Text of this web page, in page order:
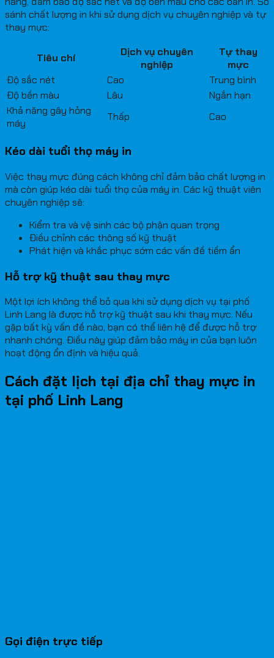
sánh chất lượng in khi sử dụng dịch vụ chuyên nghiệp và tự
thay mực:
Tiêu chí
Dịch vụ chuyên
nghiệp
Tự thay
mực
Độ sắc nét
Cao
Trung bình
Độ bền màu
Lâu
Ngắn hạn
Khả năng gây hỏng
máy
Thấp Cao
Kéo dài tuổi thọ máy in
Việc thay mực đúng cách không chỉ đảm bảo chất lượng in
mà còn giúp kéo dài tuổi thọ của máy in. Các kỹ thuật viên
chuyên nghiệp sẽ:
Kiểm tra và vệ sinh các bộ phận quan trọng
Điều chỉnh các thông số kỹ thuật
Phát hiện và khắc phục sớm các vấn đề tiềm ẩn
Hỗ trợ kỹ thuật sau thay mực
Một lợi ích không thể bỏ qua khi sử dụng dịch vụ tại phố
Linh Lang là được hỗ trợ kỹ thuật sau khi thay mực. Nếu
gặp bất kỳ vấn đề nào, bạn có thể liên hệ để được hỗ trợ
nhanh chóng. Điều này giúp đảm bảo máy in của bạn luôn
hoạt động ổn định và hiệu quả.
Cách đặt lịch tại địa chỉ thay mực in
tại phố Linh Lang
Gọi điện trực tiếp